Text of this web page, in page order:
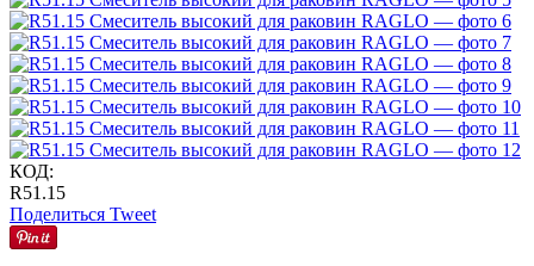
КОД:
R51.15
Поделиться Tweet